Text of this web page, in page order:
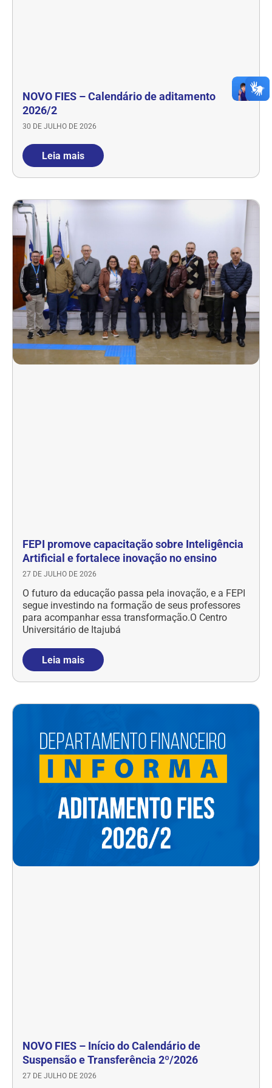
NOVO FIES – Calendário de aditamento
2026/2
30 DE JULHO DE 2026
Leia mais
FEPI promove capacitação sobre Inteligência
Artificial e fortalece inovação no ensino
27 DE JULHO DE 2026
O futuro da educação passa pela inovação, e a FEPI
segue investindo na formação de seus professores
para acompanhar essa transformação.O Centro
Universitário de Itajubá
Leia mais
NOVO FIES – Início do Calendário de
Suspensão e Transferência 2º/2026
27 DE JULHO DE 2026